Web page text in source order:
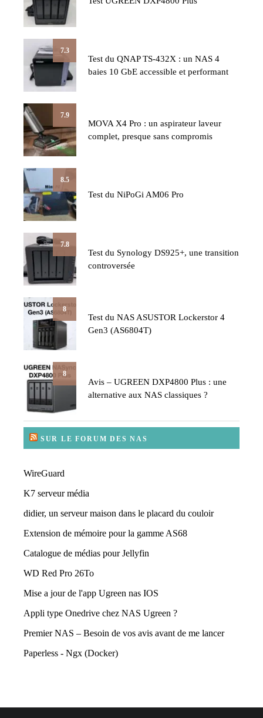
7.3
Test du QNAP TS-432X : un NAS 4
baies 10 GbE accessible et performant
7.9
MOVA X4 Pro : un aspirateur laveur
complet, presque sans compromis
8.5
Test du NiPoGi AM06 Pro
7.8
Test du Synology DS925+, une transition
controversée
8
Test du NAS ASUSTOR Lockerstor 4
Gen3 (AS6804T)
8
Avis – UGREEN DXP4800 Plus : une
alternative aux NAS classiques ?
SUR LE FORUM DES NAS
WireGuard
K7 serveur média
didier, un serveur maison dans le placard du couloir
Extension de mémoire pour la gamme AS68
Catalogue de médias pour Jellyfin
WD Red Pro 26To
Mise a jour de l'app Ugreen nas IOS
Appli type Onedrive chez NAS Ugreen ?
Premier NAS – Besoin de vos avis avant de me lancer
Paperless - Ngx (Docker)